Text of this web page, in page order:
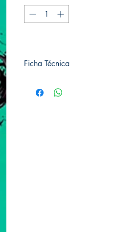
Ficha Técnica
Editorial: Norma